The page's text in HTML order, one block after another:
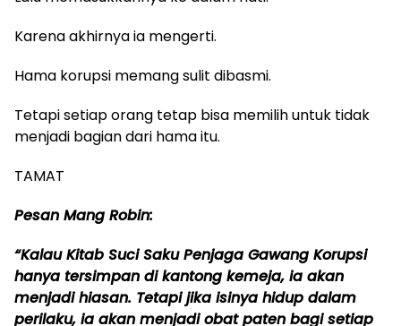
Karena akhirnya ia mengerti.
Hama korupsi memang sulit dibasmi.
Tetapi setiap orang tetap bisa memilih untuk tidak
menjadi bagian dari hama itu.
TAMAT
Pesan Mang Robin:
“Kalau Kitab Suci Saku Penjaga Gawang Korupsi
hanya tersimpan di kantong kemeja, ia akan
menjadi hiasan. Tetapi jika isinya hidup dalam
perilaku, ia akan menjadi obat paten bagi setiap